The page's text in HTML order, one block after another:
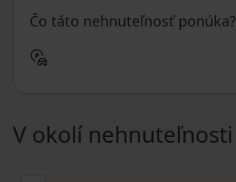
Čo táto nehnuteľnosť ponúka?
V okolí